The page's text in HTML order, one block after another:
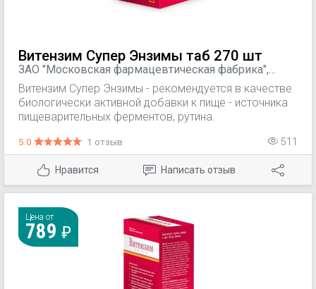
Витензим Супер Энзимы таб 270 шт
ЗАО "Московская фармацевтическая фабрика",
Россия
Витензим Супер Энзимы - рекомендуется в качестве
биологически активной добавки к пище - источника
пищеварительных ферментов, рутина.
5.0 1 отзыв 511
Нравится Написать отзыв
Цена от
789